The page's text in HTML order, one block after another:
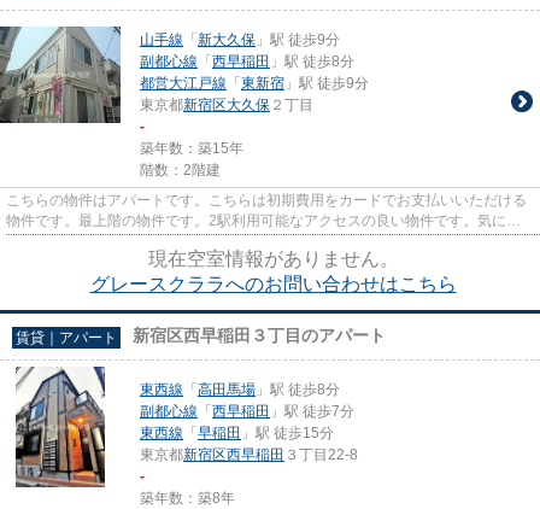
山手線 「 新大久保 」駅 徒歩9分
副都心線 「 西早稲田 」駅 徒歩8分
都営大江戸線 「 東新宿 」駅 徒歩9分
東京都新宿区大久保 ２丁目
-
築年数：築15年
階数：2階建
こちらの物件はアパートです。こちらは初期費用をカードでお支払いいただける
物件です。最上階の物件です。2駅利用可能なアクセスの良い物件です。気にな
現在空室情報がありません。
グレースクララへのお問い合わせはこちら
賃貸｜アパート 新宿区西早稲田３丁目のアパート
東西線 「 高田馬場 」駅 徒歩8分
副都心線 「 西早稲田 」駅 徒歩7分
東西線 「 早稲田 」駅 徒歩15分
東京都新宿区西早稲田 ３丁目22-8
-
築年数：築8年